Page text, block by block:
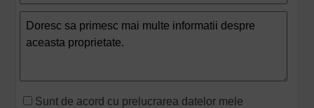
Sunt de acord cu prelucrarea datelor mele